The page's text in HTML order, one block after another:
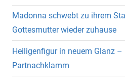
Madonna schwebt zu ihrem
Gottesmutter wieder zuhause
Heiligenfigur in neuem Glanz
Partnachklamm